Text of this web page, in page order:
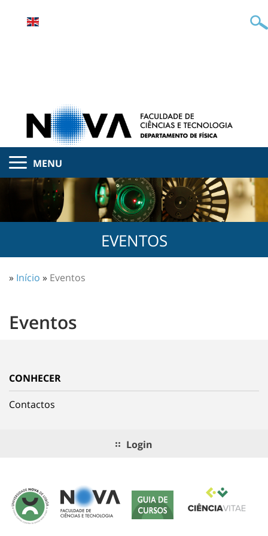
MENU
EVENTOS
» Início » Eventos
Eventos
CONHECER
Contactos
Login